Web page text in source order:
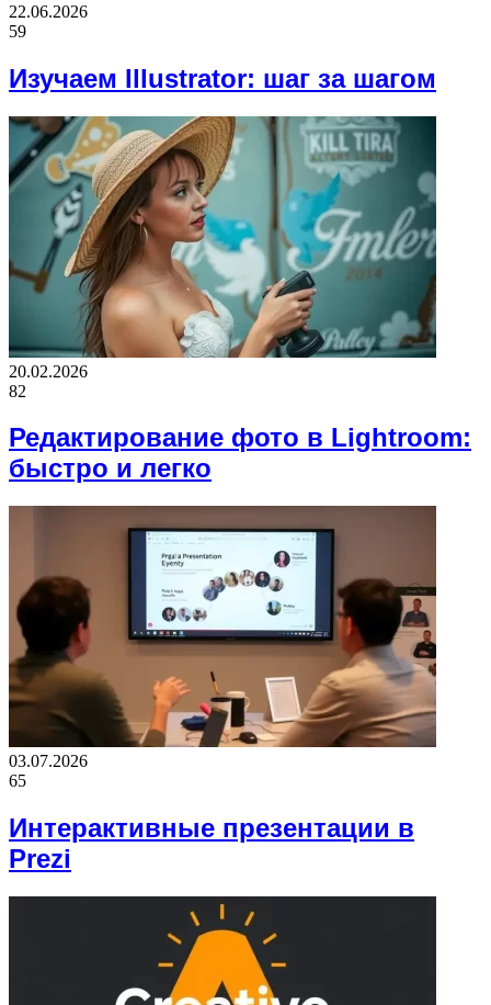
22.06.2026
59
Изучаем Illustrator: шаг за шагом
20.02.2026
82
Редактирование фото в Lightroom:
быстро и легко
03.07.2026
65
Интерактивные презентации в
Prezi